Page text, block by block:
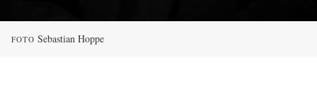
FOTO Sebastian Hoppe